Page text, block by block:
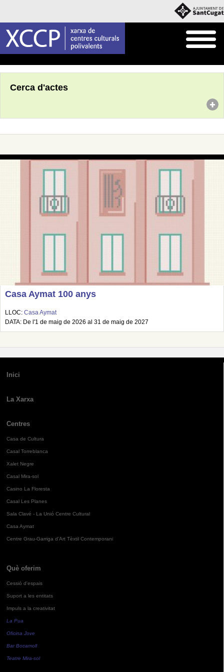
Cerca d'actes
Casa Aymat 100 anys
LLOC: Casa Aymat
DATA: De l'1 de maig de 2026 al 31 de maig de 2027
Inici
La Xarxa
Centres
Casa de Cultura
Casal Torreblanca
Xalet Negre
Casal Mira-sol
Casino La Floresta
Casal Les Planes
Sala Clavé - La Unió Centre Cultural
Casa Aymat
Centre Grau-Garriga d'Art Tèxtil Contemporani
Què oferim
Cessió d'espais
Suport a les entitats
Impuls a la creativitat
La Pua
Oficina Jove
Bar Bocamoll
Teatre Mira-sol